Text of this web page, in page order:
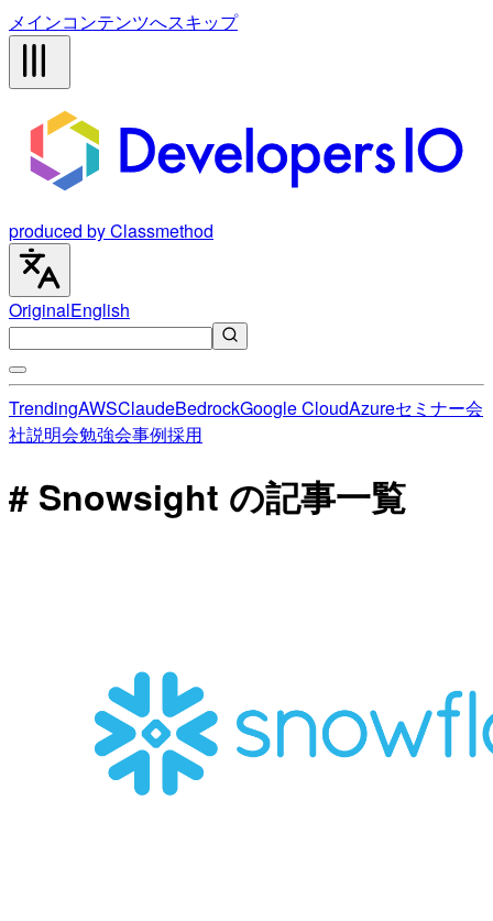
メインコンテンツへスキップ
produced by Classmethod
OriginalEnglish
TrendingAWSClaudeBedrockGoogle CloudAzureセミナー会
社説明会勉強会事例採用
# Snowsight の記事一覧